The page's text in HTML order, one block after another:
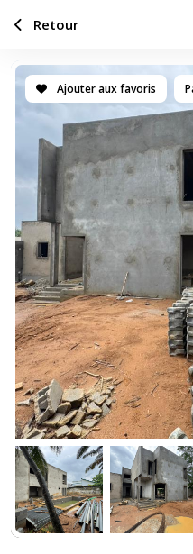
Ajouter aux favoris
Retour